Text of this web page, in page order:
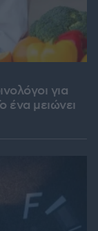
για
ένα μειώνει